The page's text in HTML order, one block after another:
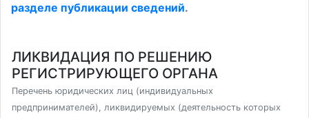
разделе публикации сведений.
ЛИКВИДАЦИЯ ПО РЕШЕНИЮ
РЕГИСТРИРУЮЩЕГО ОРГАНА
Перечень юридических лиц (индивидуальных
предпринимателей), ликвидируемых (деятельность которых